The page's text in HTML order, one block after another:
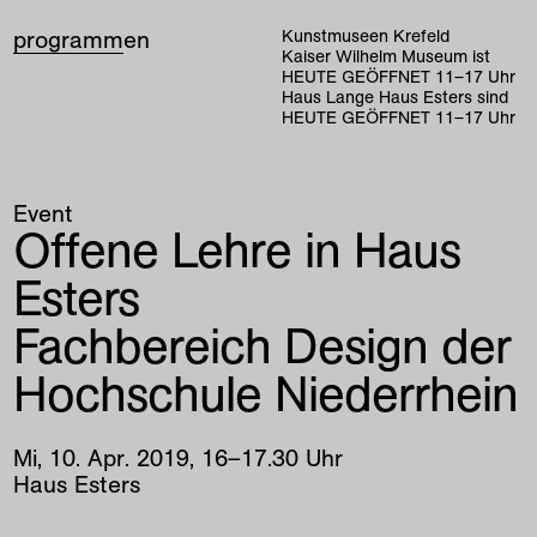
programmen
Kunstmuseen Krefeld
Kaiser Wilhelm Museum ist
HEUTE GEÖFFNET 11–17 Uhr
Haus Lange Haus Esters sind
HEUTE GEÖFFNET 11–17 Uhr
Event
Offene Lehre in Haus
Esters
Fachbereich Design der
Hochschule Niederrhein
Mi, 10.Apr. 2019, 16–17.30 Uhr
Haus Esters